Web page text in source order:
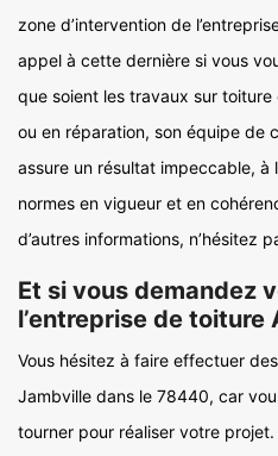
zone d’intervention de
appel à cette dernière si vous
que soient les travaux sur
ou en réparation, son équipe de
assure un résultat impeccable,
normes en vigueur et en
d’autres informations, n’hésitez
Et si vous demandez
l’entreprise de toiture
Vous hésitez à faire effectuer
Jambville dans le 78440, car
tourner pour réaliser votre